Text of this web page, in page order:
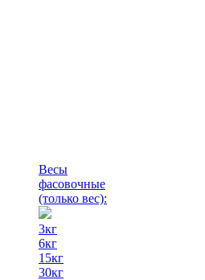
Весы
фасовочные
(только вес):
3кг
6кг
15кг
30кг